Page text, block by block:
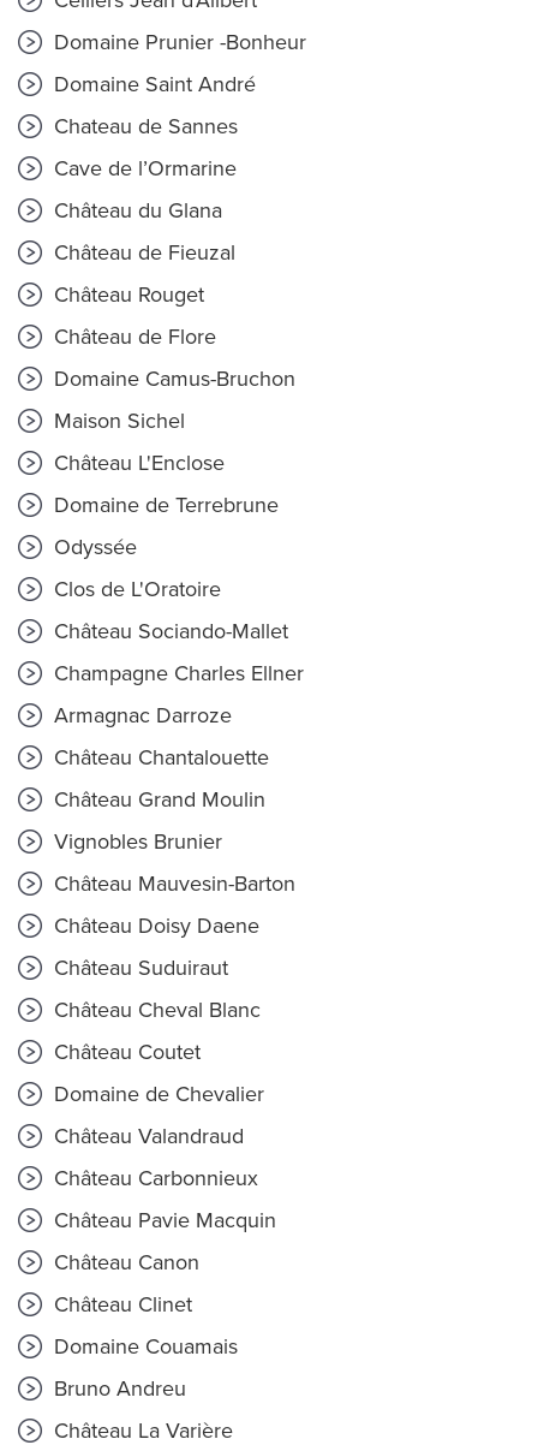
Domaine Prunier -Bonheur
Domaine Saint André
Chateau de Sannes
Cave de l’Ormarine
Château du Glana
Château de Fieuzal
Château Rouget
Château de Flore
Domaine Camus-Bruchon
Maison Sichel
Château L'Enclose
Domaine de Terrebrune
Odyssée
Clos de L'Oratoire
Château Sociando-Mallet
Champagne Charles Ellner
Armagnac Darroze
Château Chantalouette
Château Grand Moulin
Vignobles Brunier
Château Mauvesin-Barton
Château Doisy Daene
Château Suduiraut
Château Cheval Blanc
Château Coutet
Domaine de Chevalier
Château Valandraud
Château Carbonnieux
Château Pavie Macquin
Château Canon
Château Clinet
Domaine Couamais
Bruno Andreu
Château La Varière